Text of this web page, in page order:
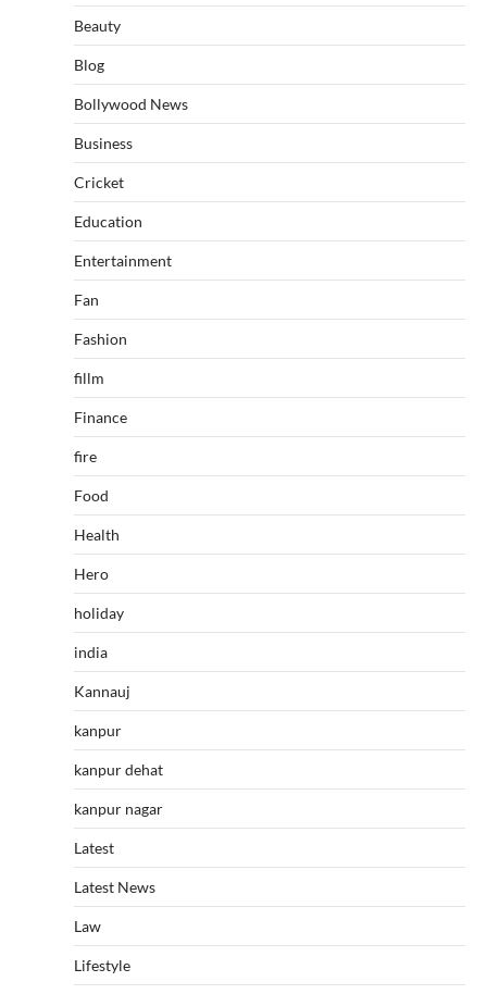
Beauty
Blog
Bollywood News
Business
Cricket
Education
Entertainment
Fan
Fashion
fillm
Finance
fire
Food
Health
Hero
holiday
india
Kannauj
kanpur
kanpur dehat
kanpur nagar
Latest
Latest News
Law
Lifestyle